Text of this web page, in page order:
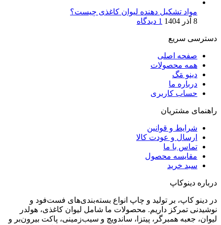
مواد تشکیل دهنده لیوان کاغذی چیست؟
8 آذر 1404
1 دیدگاه
دسترسی سریع
صفحه اصلی
همه محصولات
دینو مَگ
درباره ما
حساب کاربری
راهنمای مشتریان
شرایط و قوانین
ارسال و عودت کالا
تماس با ما
مقایسه محصول
سبد خرید
درباره دینوکاپ
در دینو کاپ، بر تولید و چاپ انواع بسته‌بندی‌های فست‌فود و
نوشیدنی تمرکز داریم. محصولات ما شامل لیوان کاغذی، هولدر
لیوان، جعبه همبرگر، پیتزا، ساندویچ و سیب‌زمینی، پاکت بیرون‌بر و